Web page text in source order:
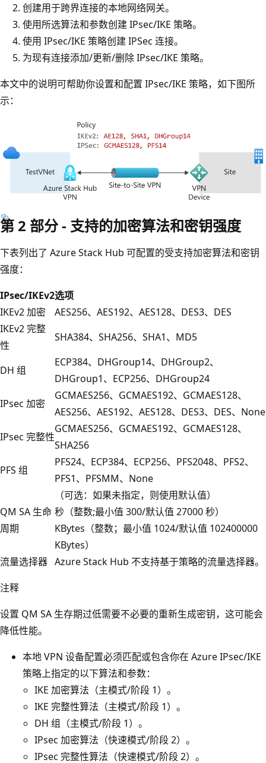
创建用于跨界连接的本地网络网关。
使用所选算法和参数创建 IPsec/IKE 策略。
使用 IPsec/IKE 策略创建 IPSec 连接。
为现有连接添加/更新/删除 IPsec/IKE 策略。
本文中的说明可帮助你设置和配置 IPsec/IKE 策略，如下图所
示：
第 2 部分 - 支持的加密算法和密钥强度
下表列出了 Azure Stack Hub 可配置的受支持加密算法和密钥
强度：
IPsec/IKEv2选项
IKEv2 加密
AES256、AES192、AES128、DES3、DES
IKEv2 完整
性
SHA384、SHA256、SHA1、MD5
DH 组
ECP384、DHGroup14、DHGroup2、
DHGroup1、ECP256、DHGroup24
IPsec 加密
GCMAES256、GCMAES192、GCMAES128、
AES256、AES192、AES128、DES3、DES、None
IPsec 完整性
GCMAES256、GCMAES192、GCMAES128、
SHA256
PFS 组
PFS24、ECP384、ECP256、PFS2048、PFS2、
PFS1、PFSMM、None
QM SA 生命
周期
（可选：如果未指定，则使用默认值）
秒（整数;最小值 300/默认值 27000 秒）
KBytes（整数；最小值 1024/默认值 102400000
KBytes）
流量选择器 Azure Stack Hub 不支持基于策略的流量选择器。
注释
设置 QM SA 生存期过低需要不必要的重新生成密钥，这可能会
降低性能。
本地 VPN 设备配置必须匹配或包含你在 Azure IPsec/IKE
策略上指定的以下算法和参数：
IKE 加密算法（主模式/阶段 1）。
IKE 完整性算法（主模式/阶段 1）。
DH 组（主模式/阶段 1）。
IPsec 加密算法（快速模式/阶段 2）。
IPsec 完整性算法（快速模式/阶段 2）。